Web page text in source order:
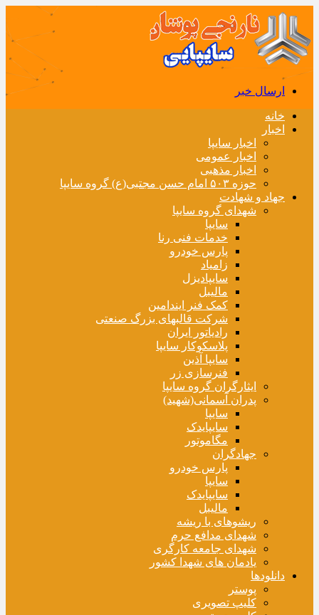
ارسال خبر
خانه
اخبار
اخبار سایپا
اخبار عمومی
اخبار مذهبی
حوزه ۵۰۳ امام حسن مجتبی(ع) گروه سایپا
جهاد و شهادت
شهدای گروه سایپا
سایپا
خدمات فنی رنا
پارس خودرو
زامیاد
سایپادیزل
مالیبل
کمک فنر ایندامین
شرکت قالبهای بزرگ صنعتی
رادیاتور ایران
پلاسکوکار سایپا
سایپا آذین
فنرسازی زر
ایثارگران گروه سایپا
پدران آسمانی(شهید)
سایپا
سایپایدک
مگاموتور
جهادگران
پارس خودرو
سایپا
سایپایدک
مالیبل
ریشوهای با ریشه
شهدای مدافع حرم
شهدای جامعه کارگری
یادمان های شهدا کشور
دانلودها
پوستر
کلیپ تصویری